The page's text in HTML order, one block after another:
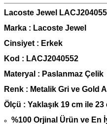
Lacoste Jewel
Marka : Lacoste Jewel
Cinsiyet : Erkek
Kod : LACJ2040552
Materyal : Paslanmaz Çelik
Renk : Metalik Gri ve Gold
Ö lçü : Yaklaşık 19 cm ile
%100 Orjinal Ürün ve En